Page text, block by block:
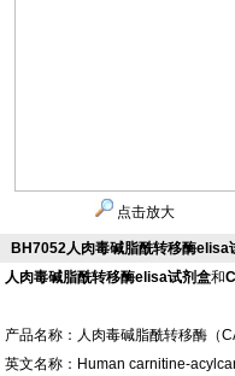
点击放大
BH7052人肉毒碱脂酰转移酶
人肉毒碱脂酰转移酶elisa试剂盒和
产品名称：人肉毒碱脂酰转移酶（
英文名称：Human carnitine-